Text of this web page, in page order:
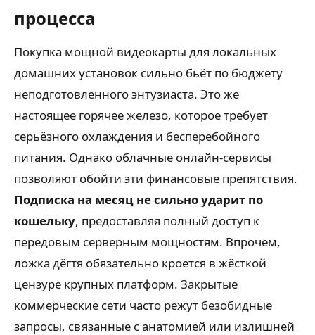
процесса
Покупка мощной видеокарты для локальных
домашних установок сильно бьёт по бюджету
неподготовленного энтузиаста. Это же
настоящее горячее железо, которое требует
серьёзного охлаждения и бесперебойного
питания. Однако облачные онлайн-сервисы
позволяют обойти эти финансовые препятствия.
Подписка на месяц не сильно ударит по
кошельку, предоставляя полный доступ к
передовым серверным мощностям. Впрочем,
ложка дёгтя обязательно кроется в жёсткой
цензуре крупных платформ. Закрытые
коммерческие сети часто режут безобидные
запросы, связанные с анатомией или излишней